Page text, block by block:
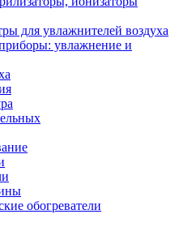
для увлажнителей воздуха
увлажнение и
обогреватели